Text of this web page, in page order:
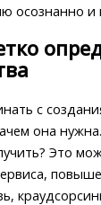
осознанно и
с
она
Это